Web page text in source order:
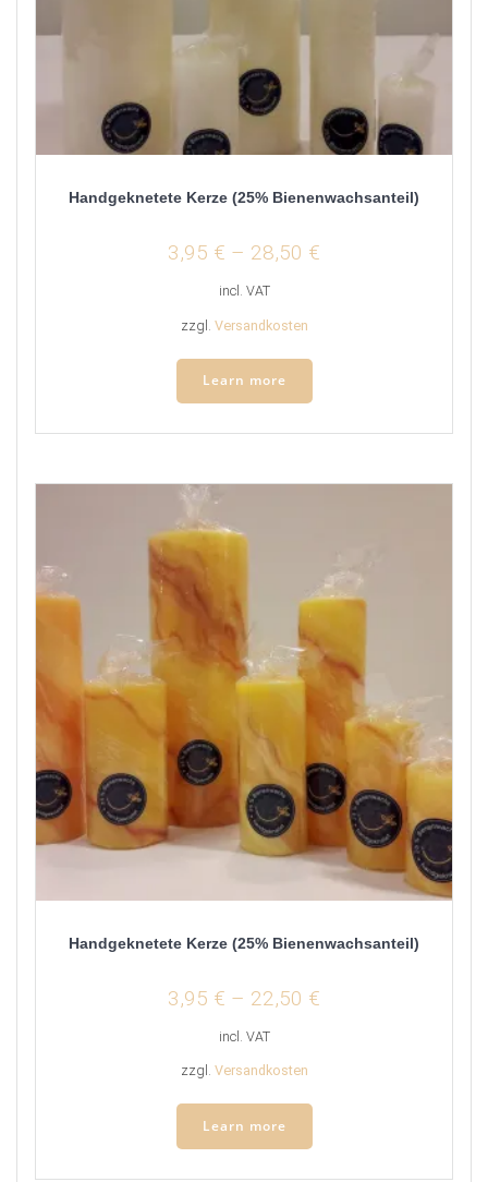
Handgeknetete Kerze (25% Bienenwachsanteil)
3,95 € – 28,50 €
incl. VAT
zzgl. Versandkosten
Learn more
Handgeknetete Kerze (25% Bienenwachsanteil)
3,95 € – 22,50 €
incl. VAT
zzgl. Versandkosten
Learn more